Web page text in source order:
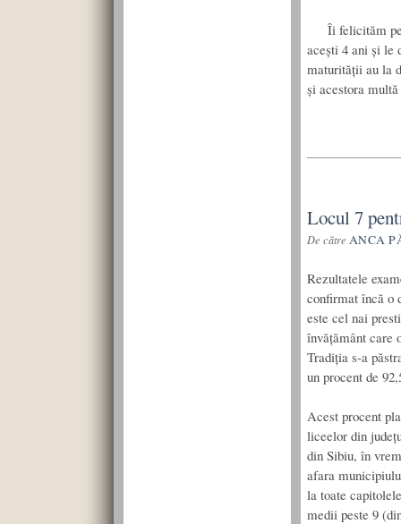
Îi felicităm pe
acești 4 ani și le
maturității au la
și acestora
Locul 7
De către ANCA
Rezultatele
confirmat încă o
este cel nai
învățământ care
Tradiția s-a
un procent de
Acest procent
liceelor din
din Sibiu, în
afara
la toate
medii peste 9